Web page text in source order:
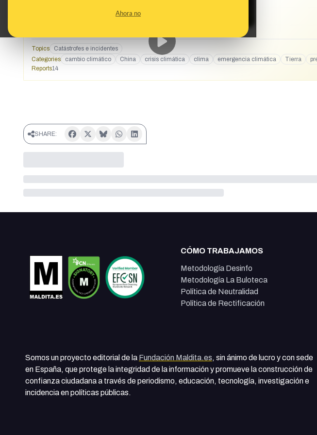
Ahora no
capaz de contener hasta 39.300 millones de metros cúbicos de agua, altera sutilmente la
Topics Catástrofes e incidentes
Categories
cambio climático China crisis climática clima emergencia climática Tierra
Reports14
SHARE:
CÓMO TRABAJAMOS
Metodología Desinfo
Metodología La Buloteca
Política de Neutralidad
Política de Rectificación
Somos un proyecto editorial de la Fundación Maldita.es, sin ánimo de lucro y con sede
en España, que protege la integridad de la información y promueve la construcción de
confianza ciudadana a través de periodismo, educación, tecnología, investigación e
incidencia en políticas públicas.